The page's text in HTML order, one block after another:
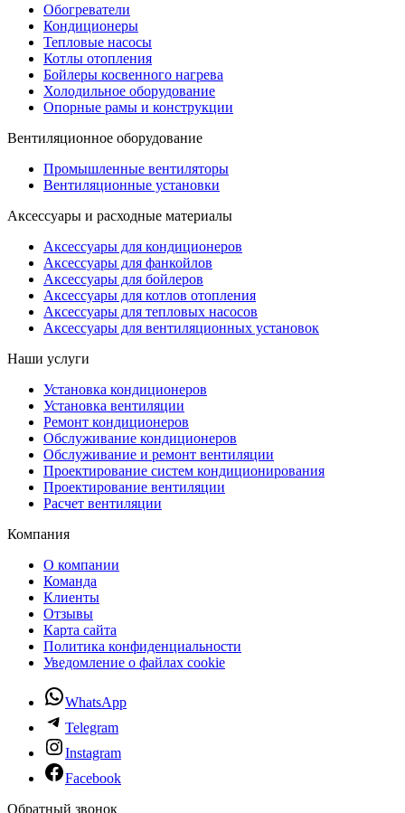
Обогреватели
Кондиционеры
Тепловые насосы
Котлы отопления
Бойлеры косвенного нагрева
Холодильное оборудование
Опорные рамы и конструкции
Вентиляционное оборудование
Промышленные вентиляторы
Вентиляционные установки
Аксессуары и расходные материалы
Аксессуары для кондиционеров
Аксессуары для фанкойлов
Аксессуары для бойлеров
Аксессуары для котлов отопления
Аксессуары для тепловых насосов
Аксессуары для вентиляционных установок
Наши услуги
Установка кондиционеров
Установка вентиляции
Ремонт кондиционеров
Обслуживание кондиционеров
Обслуживание и ремонт вентиляции
Проектирование систем кондиционирования
Проектирование вентиляции
Расчет вентиляции
Компания
О компании
Команда
Клиенты
Отзывы
Карта сайта
Политика конфиденциальности
Уведомление о файлах cookie
WhatsApp
Telegram
Instagram
Facebook
Обратный звонок